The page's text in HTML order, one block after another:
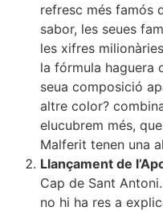
refresc més famós
sabor, les seues
les xifres
la fórmula haguera
seua composició
altre color?
elucubrem més,
Malferit tenen una
Llançament de
Cap de Sant
no hi ha res a